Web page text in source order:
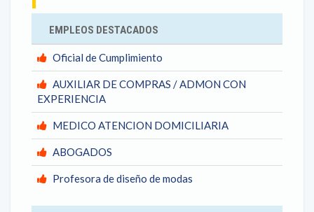
EMPLEOS DESTACADOS
Oficial de Cumplimiento
AUXILIAR DE COMPRAS / ADMON CON
EXPERIENCIA
MEDICO ATENCION DOMICILIARIA
ABOGADOS
Profesora de diseño de modas